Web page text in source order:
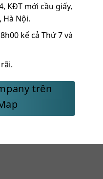
KĐT mới cầu giấy,
Hà Nội.
kể cả Thứ 7 và
trên